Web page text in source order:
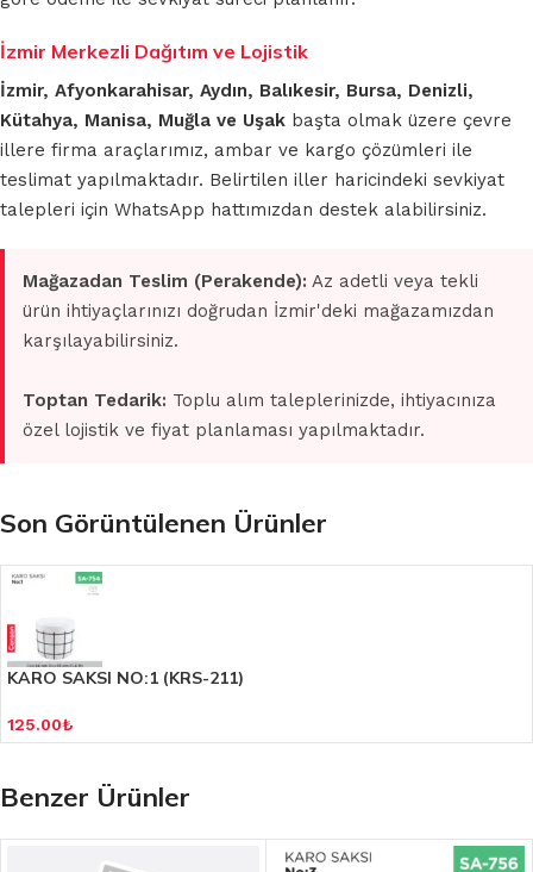
İzmir Merkezli Dağıtım ve Lojistik
İzmir, Afyonkarahisar, Aydın, Balıkesir, Bursa, Denizli,
Kütahya, Manisa, Muğla ve Uşak başta olmak üzere çevre
illere firma araçlarımız, ambar ve kargo çözümleri ile
teslimat yapılmaktadır. Belirtilen iller haricindeki sevkiyat
talepleri için WhatsApp hattımızdan destek alabilirsiniz.
Mağazadan Teslim (Perakende): Az adetli veya tekli
ürün ihtiyaçlarınızı doğrudan İzmir'deki mağazamızdan
karşılayabilirsiniz.
Toptan Tedarik: Toplu alım taleplerinizde, ihtiyacınıza
özel lojistik ve fiyat planlaması yapılmaktadır.
Son Görüntülenen Ürünler
KARO SAKSI NO:1 (KRS-211)
125.00₺
Benzer Ürünler